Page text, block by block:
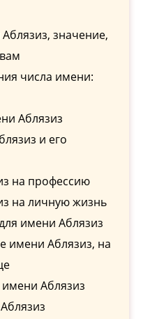
значение,
числа имени:
Аблязиз
и его
на профессию
на личную жизнь
имени Аблязиз
имени Аблязиз, на
Аблязиз